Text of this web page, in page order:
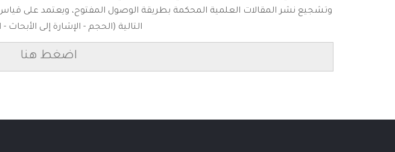
وتشجيع نشر المقالات العلمية المحكمة بطريقة الوصول المفتوح، ويعتمد على
التالية (الحجم - الإشارة إلى الأبحاث -
اضغط هنا